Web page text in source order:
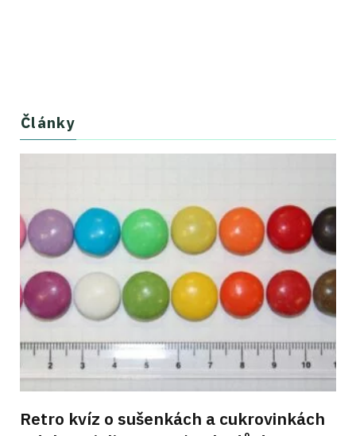
Články
Retro kvíz o sušenkách a cukrovinkách